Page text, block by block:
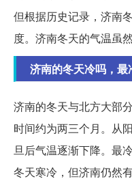
但根据历史记录，济南
度。济南冬天的气温虽
济南的冬天冷吗，
济南的冬天与北方大部
时间约为两三个月。从
旦后气温逐渐下降。最
冬天寒冷，但济南仍然